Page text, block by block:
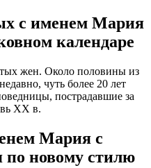
с именем Мария
календаре
жен. Около половины из
чуть более 20 лет
пострадавшие за
XX в.
Мария с
по новому стилю